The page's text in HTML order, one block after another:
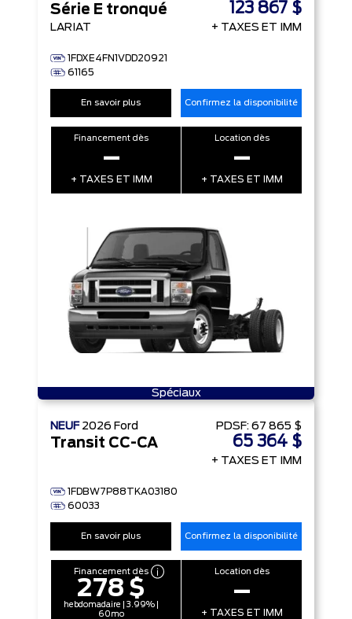
Série E tronqué
LARIAT
1FDXE4FN1VDD20921
61165
123 867 $
+ TAXES ET IMM
En savoir plus Confirmez la disponibilité
Financement dès
–
+ TAXES ET IMM
Location dès
–
+ TAXES ET IMM
Spéciaux
NEUF 2026 Ford
Transit CC-CA
1FDBW7P88TKA03180
60033
PDSF: 67 865 $
65 364 $
+ TAXES ET IMM
En savoir plus Confirmez la disponibilité
Financement dès
278 $
hebdomadaire | 3.99% |
60mo
Location dès
–
+ TAXES ET IMM